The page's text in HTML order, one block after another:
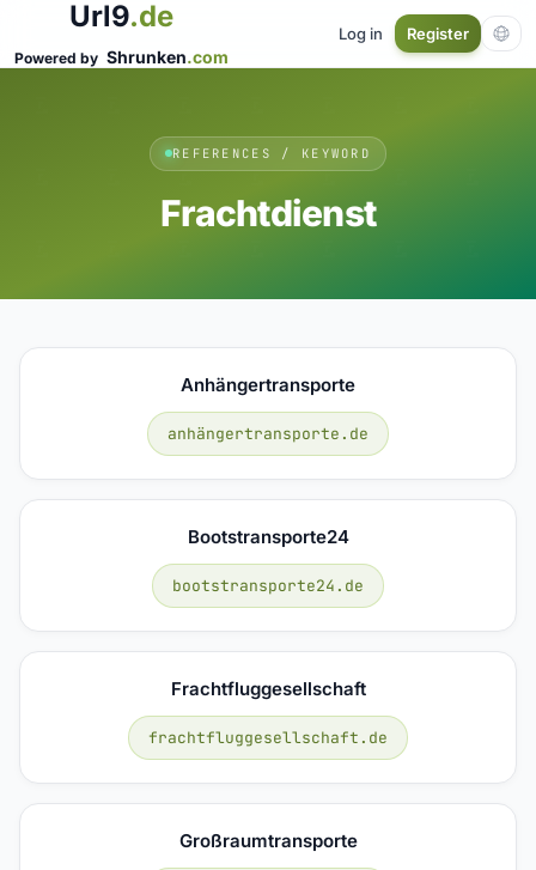
Url9.de
Powered by Shrunken.com
Log in Register
REFERENCES / KEYWORD
Frachtdienst
Anhängertransporte
anhängertransporte.de
Bootstransporte24
bootstransporte24.de
Frachtfluggesellschaft
frachtfluggesellschaft.de
Großraumtransporte